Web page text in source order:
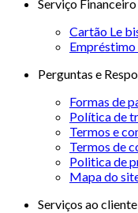
Serviço Financeiro
Cartão Le
Perguntas e
Formas de
Política de
Termos e
Termos de
Politica de
Mapa do
Serviços ao cliente